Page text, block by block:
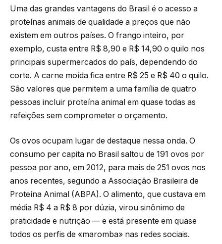
Uma das grandes vantagens do Brasil é o acesso a
proteínas animais de qualidade a preços que não
existem em outros países. O frango inteiro, por
exemplo, custa entre R$ 8,90 e R$ 14,90 o quilo nos
principais supermercados do país, dependendo do
corte. A carne moída fica entre R$ 25 e R$ 40 o quilo.
São valores que permitem a uma família de quatro
pessoas incluir proteína animal em quase todas as
refeições sem comprometer o orçamento.
Os ovos ocupam lugar de destaque nessa onda. O
consumo per capita no Brasil saltou de 191 ovos por
pessoa por ano, em 2012, para mais de 251 ovos nos
anos recentes, segundo a Associação Brasileira de
Proteína Animal (ABPA). O alimento, que custava em
média R$ 4 a R$ 8 por dúzia, virou sinônimo de
praticidade e nutrição — e está presente em quase
todos os perfis de «maromba» nas redes sociais.